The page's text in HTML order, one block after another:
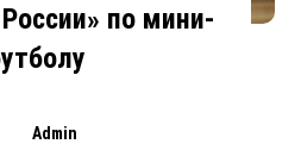
по мини-
Admin